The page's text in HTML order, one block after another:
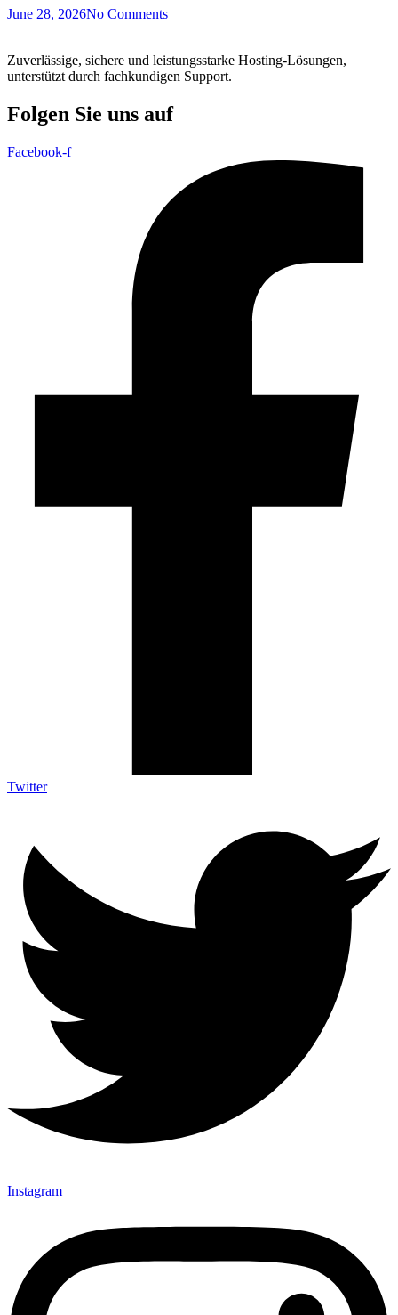
June 28, 2026No Comments
Zuverlässige, sichere und leistungsstarke Hosting-Lösungen,
unterstützt durch fachkundigen Support.
Folgen Sie uns auf
Facebook-f
Twitter
Instagram